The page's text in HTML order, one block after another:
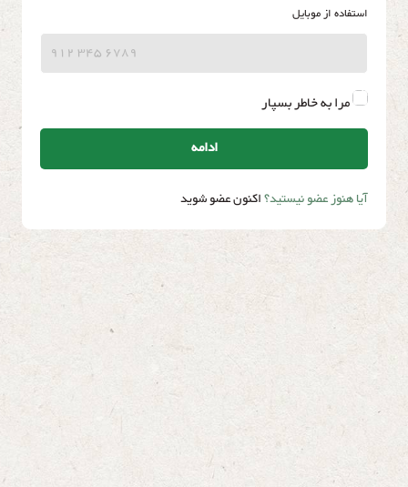
استفاده از موبایل
مرا به خاطر بسپار
ادامه
آیا هنوز عضو نیستید؟اکنون عضو شوید